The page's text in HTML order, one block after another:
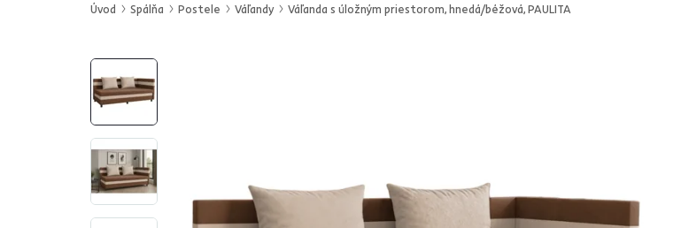
Úvod Spálňa Postele Váľandy Váľanda s úložným priestorom, hnedá/béžová, PAULITA